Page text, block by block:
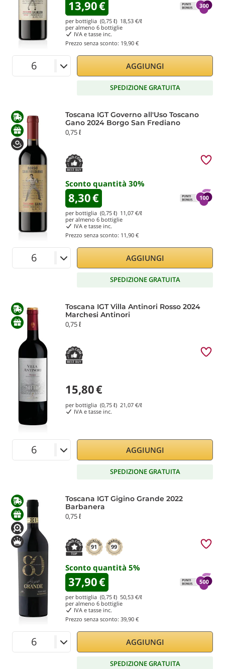
13,90€
per bottiglia (0,75 ℓ) 18,53 €/ℓ
per almeno 6 bottiglie
IVA e tasse inc.
Prezzo senza sconto: 19,90 €
AGGIUNGI
SPEDIZIONE GRATUITA
Toscana IGT Governo all'Uso Toscano
Gano 2024 Borgo San Frediano
0,75 ℓ
Sconto quantità 30%
8,30€
per bottiglia (0,75 ℓ) 11,07 €/ℓ
per almeno 6 bottiglie
IVA e tasse inc.
Prezzo senza sconto: 11,90 €
AGGIUNGI
SPEDIZIONE GRATUITA
Toscana IGT Villa Antinori Rosso 2024
Marchesi Antinori
0,75 ℓ
15,80€
per bottiglia (0,75 ℓ) 21,07 €/ℓ
IVA e tasse inc.
AGGIUNGI
SPEDIZIONE GRATUITA
Toscana IGT Gigino Grande 2022
Barbanera
0,75 ℓ
91 99
Sconto quantità 5%
37,90€
per bottiglia (0,75 ℓ) 50,53 €/ℓ
per almeno 6 bottiglie
IVA e tasse inc.
Prezzo senza sconto: 39,90 €
AGGIUNGI
SPEDIZIONE GRATUITA